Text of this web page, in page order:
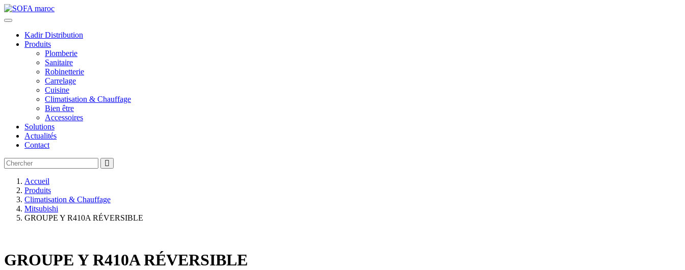
Kadir Distribution
Produits
Plomberie
Sanitaire
Robinetterie
Carrelage
Cuisine
Climatisation & Chauffage
Bien être
Accessoires
Solutions
Actualités
Contact
Accueil
Produits
Climatisation & Chauffage
Mitsubishi
GROUPE Y R410A RÉVERSIBLE
GROUPE Y R410A RÉVERSIBLE